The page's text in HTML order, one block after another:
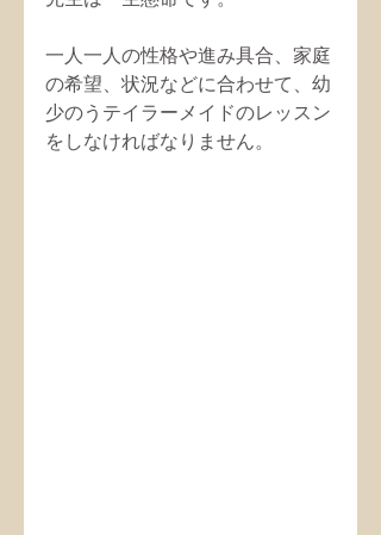
一人一人の性格や進み具合、家庭
の希望、状況などに合わせて、幼
少のうテイラーメイドのレッスン
をしなければなりません。